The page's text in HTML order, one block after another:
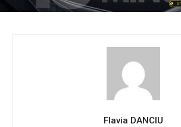
Flavia DANCIU